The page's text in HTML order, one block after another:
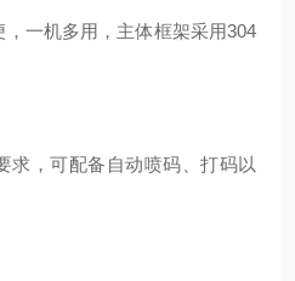
一机多用，主体框架采用304
求，可配备自动喷码、打码以